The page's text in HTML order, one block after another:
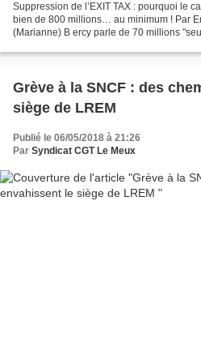
Suppression de l’EXIT TAX : pourquoi le
bien de 800 millions… au minimum ! Par
(Marianne) B ercy parle de 70 millions
Grève à la SNCF : des
siège de LREM
Publié le 06/05/2018 à 21:26
Par Syndicat CGT Le Meux